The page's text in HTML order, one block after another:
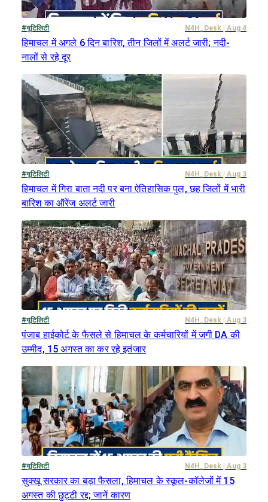
#यूटिलिटी N4H_Desk Aug 4
हिमाचल में अगले 6 दिन बारिश, तीन जिलों में अलर्ट जारी; नदी-
नालों से रहे दूर
#यूटिलिटी N4H_Desk Aug 3
हिमाचल में गिरा बाता नदी पर बना ऐतिहासिक पुल, छह जिलों में भारी
बारिश का ऑरेंज अलर्ट जारी
#यूटिलिटी N4H_Desk Aug 3
पंजाब हाईकोर्ट के फैसले से हिमाचल के कर्मचारियों में जगी DA की
उम्मीद, 15 अगस्त का कर रहे इतंजार
#यूटिलिटी N4H_Desk Aug 3
सुक्खू सरकार का बड़ा फैसला, हिमाचल के स्कूल-कॉलेजों में 15
अगस्त की छुट्टी रद्द; जानें कारण